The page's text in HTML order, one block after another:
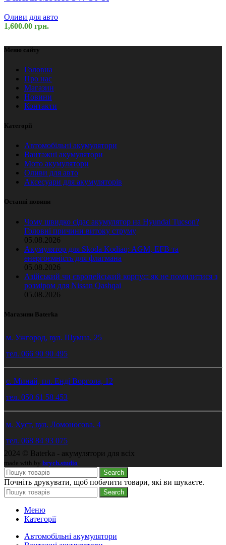
Оливи для авто
1,600.00 грн.
Меню сайту
Головна
Про нас
Магазин
Новини
Контакти
Категорії
Автомобільні акумулятори
Вантажні акумулятори
Мото акумулятори
Оливи для авто
Аксесуари для акумуляторів
Останні новини
Чому швидко сідає акумулятор на Hyundai Tucson?
Головні причини витоку струму
05.08.2026
Акумулятор для Skoda Kodiaq: AGM, EFB та
енергоємність для флагмана
05.08.2026
Азійський чи європейський корпус: як не помилитися з
розміром для Nissan Qashqai
05.08.2026
Магазини Baterka
м. Ужгород, вул. Шумна, 25
тел. 066 90 90 495
с. Минай, пл. Енді Воргола, 12
тел. 050 61 58 453
м. Хуст, вул. Ломоносова, 4
тел. 068 84 93 075
2024 © Baterka - акумулятори для всіх
made with by brych.studio
Search
Почніть друкувати, щоб побачити товари, які ви шукаєте.
Search
Меню
Категорії
Автомобільні акумулятори